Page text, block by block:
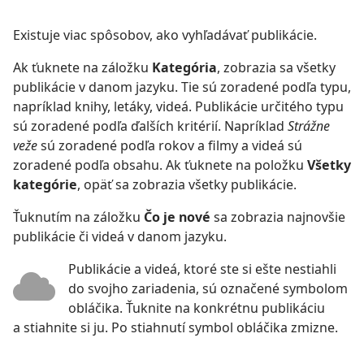
Existuje viac spôsobov, ako vyhľadávať publikácie.
Ak ťuknete na záložku Kategória, zobrazia sa všetky
publikácie v danom jazyku. Tie sú zoradené podľa typu,
napríklad knihy, letáky, videá. Publikácie určitého typu
sú zoradené podľa ďalších kritérií. Napríklad Strážne
vežesú zoradené podľa rokov a filmy a videá sú
zoradené podľa obsahu. Ak ťuknete na položku Všetky
kategórie, opäť sa zobrazia všetky publikácie.
Ťuknutím na záložku Čo je nové sa zobrazia najnovšie
publikácie či videá v danom jazyku.
Publikácie a videá, ktoré ste si ešte nestiahli
do svojho zariadenia, sú označené symbolom
obláčika. Ťuknite na konkrétnu publikáciu
a stiahnite si ju. Po stiahnutí symbol obláčika zmizne.